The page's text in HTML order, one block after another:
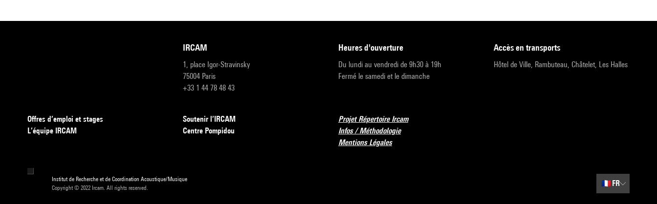
IRCAM
1, place Igor-Stravinsky
75004 Paris
+33 1 44 78 48 43
heures d'ouverture
Du lundi au vendredi de 9h30 à 19h
Fermé le samedi et le dimanche
accès en transports
Hôtel de Ville, Rambuteau, Châtelet, Les Halles
Offres d’emploi et stages
L’équipe IRCAM
Soutenir l’IRCAM
Centre Pompidou
Projet Répertoire Ircam
Infos / Méthodologie
Mentions Légales
Institut de Recherche et de Coordination Acoustique/Musique
Copyright © 2022 Ircam. All rights reserved.
🇫🇷 FR